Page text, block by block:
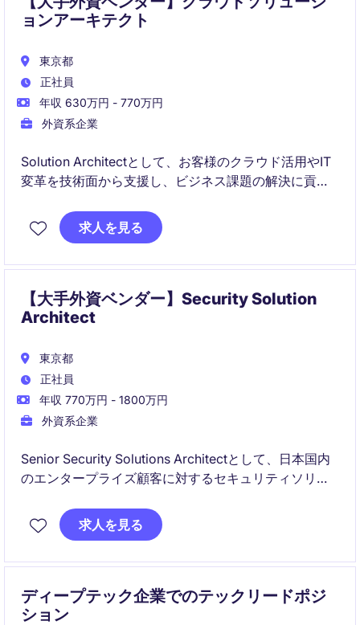
ョンアーキテクト
東京都
正社員
年収 630万円 - 770万円
外資系企業
Solution Architectとして、お客様のクラウド活用やIT
変革を技術面から支援し、ビジネス課題の解決に貢献
クチャ設計、技術提案まで幅広く担当するポジション
です。
求人を見る
【大手外資ベンダー】Security Solution
Architect
東京都
正社員
年収 770万円 - 1800万円
外資系企業
Senior Security Solutions Architectとして、日本国内
のエンタープライズ顧客に対するセキュリティソリュ
的なプリセールス活動を通じて、顧客のセキュリティ
強化とクラウド活用の推進を支援するポジションで
求人を見る
ディープテック企業でのテックリードポジ
ション